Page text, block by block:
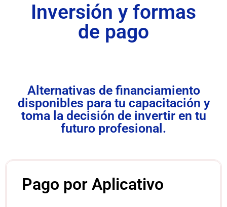
Inversión y formas
de pago
Alternativas de financiamiento
disponibles para tu capacitación y
toma la decisión de invertir en tu
futuro profesional.
Pago por Aplicativo